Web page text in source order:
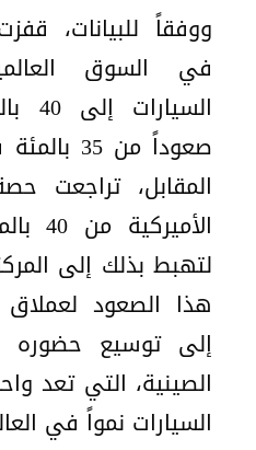
ووفقاً للبيانات،
في السوق
المقابل، تراجعت
لتهبط بذلك إلى
هذا الصعود لعملاق
إلى توسيع
الصينية، التي تعد
السيارات نمواً في